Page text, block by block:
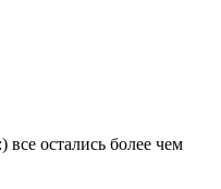
остались более чем